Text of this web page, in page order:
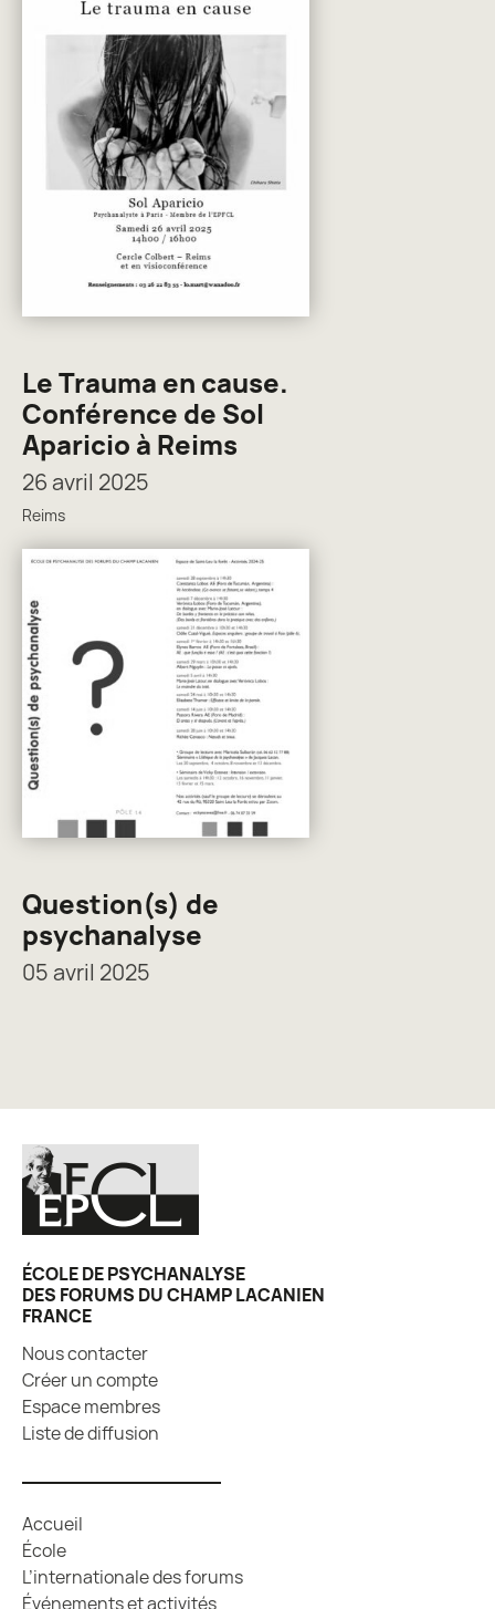
Le Trauma en cause.
Conférence de Sol
Aparicio à Reims
26 avril 2025
Reims
Question(s) de
psychanalyse
05 avril 2025
ÉCOLE DE PSYCHANALYSE
DES FORUMS DU CHAMP LACANIEN
FRANCE
Nous contacter
Créer un compte
Espace membres
Liste de diffusion
Accueil
École
L’internationale des forums
Événements et activités